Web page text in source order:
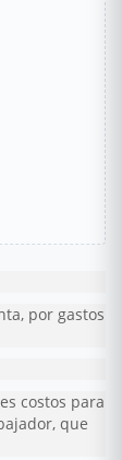
por gastos
costos para
que